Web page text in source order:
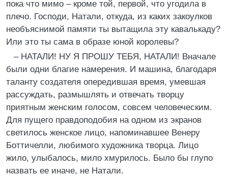
пока что мимо – кроме той, первой, что угодила в
плечо. Господи, Натали, откуда, из каких закоулков
необъяснимой памяти ты вытащила эту кавалькаду?
Или это ты сама в образе юной королевы?
– НАТАЛИ! НУ Я ПРОШУ ТЕБЯ, НАТАЛИ! Вначале
были одни благие намерения. И машина, благодаря
таланту создателя опередившая время, умевшая
рассуждать, размышлять и отвечать творцу
приятным женским голосом, совсем человеческим.
Для пущего правдоподобия на одном из экранов
светилось женское лицо, напоминавшее Венеру
Боттичелли, любимого художника творца. Лицо
жило, улыбалось, мило хмурилось. Было бы глупо
назвать ее иначе, не Натали.